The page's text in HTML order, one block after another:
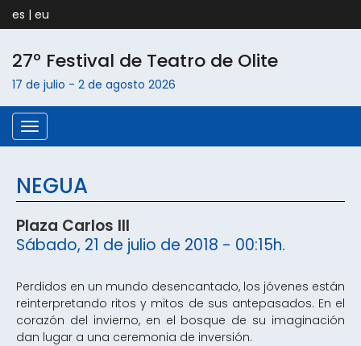
es | eu
27º Festival de Teatro de Olite
17 de julio - 2 de agosto 2026
Menú
NEGUA
Plaza Carlos III
Sábado, 21 de julio de 2018 - 00:15h.
Perdidos en un mundo desencantado, los jóvenes están
reinterpretando ritos y mitos de sus antepasados. En el
corazón del invierno, en el bosque de su imaginación
dan lugar a una ceremonia de inversión.